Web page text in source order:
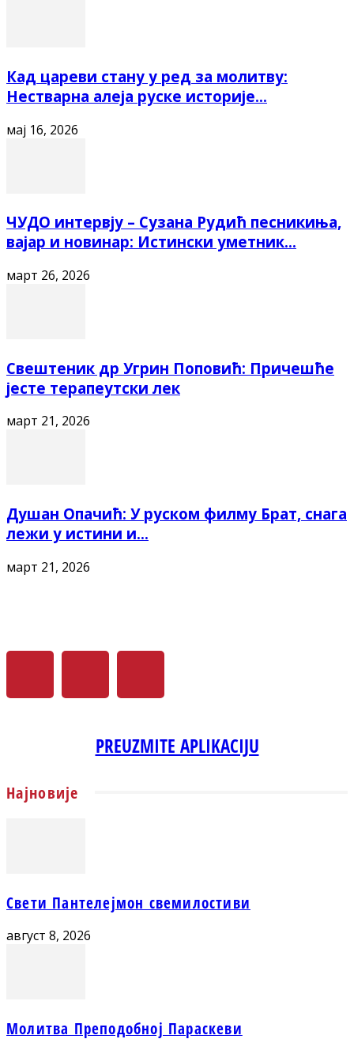
Кад цареви стану у ред за молитву:
Нестварна алеја руске историје...
мај 16, 2026
ЧУДО интервју – Сузана Рудић песникиња,
вајар и новинар: Истински уметник...
март 26, 2026
Свештеник др Угрин Поповић: Причешће
јесте терапеутски лек
март 21, 2026
Душан Опачић: У руском филму Брат, снага
лежи у истини и...
март 21, 2026
PREUZMITE APLIKACIJU
Најновије
Свети Пантелејмон свемилостиви
август 8, 2026
Молитва Преподобној Параскеви